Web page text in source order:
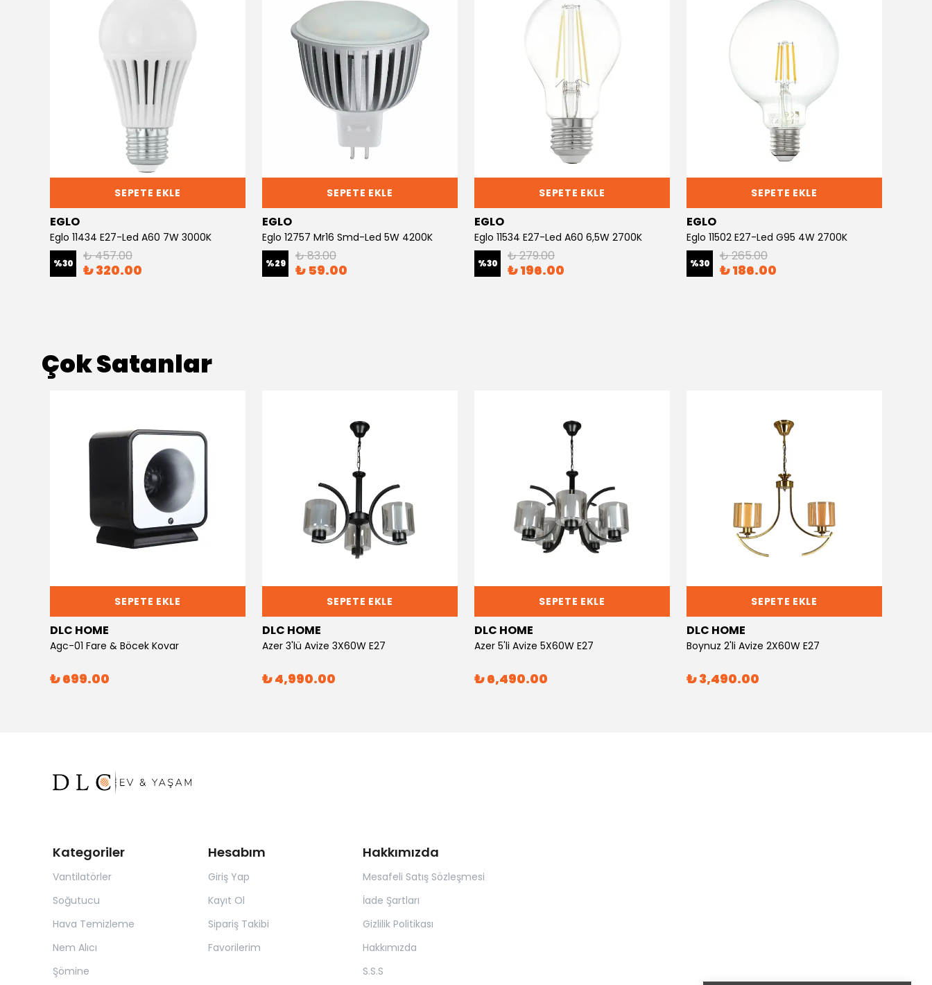
SEPETE EKLE
EGLO
Eglo 11434 E27-Led A60 7W 3000K
%30 ₺ 457.00
₺ 320.00
SEPETE EKLE
EGLO
Eglo 12757 Mr16 Smd-Led 5W 4200K
%29 ₺ 83.00
₺ 59.00
SEPETE EKLE
EGLO
Eglo 11534 E27-Led A60 6,5W 2700K
%30 ₺ 279.00
₺ 196.00
SEPETE EKLE
EGLO
Eglo 11502 E27-Led G95 4W 2700K
%30 ₺ 265.00
₺ 186.00
Çok Satanlar
SEPETE EKLE
DLC HOME
Agc-01 Fare & Böcek Kovar
₺ 699.00
SEPETE EKLE
DLC HOME
Azer 3'lü Avize 3X60W E27
₺ 4,990.00
SEPETE EKLE
DLC HOME
Azer 5'li Avize 5X60W E27
₺ 6,490.00
SEPETE EKLE
DLC HOME
Boynuz 2'li Avize 2X60W E27
₺ 3,490.00
Kategoriler
Vantilatörler
Soğutucu
Hava Temizleme
Nem Alıcı
Şömine
Hesabım
Giriş Yap
Kayıt Ol
Sipariş Takibi
Favorilerim
Hakkımızda
Mesafeli Satış Sözleşmesi
İade Şartları
Gizlilik Politikası
Hakkımızda
S.S.S